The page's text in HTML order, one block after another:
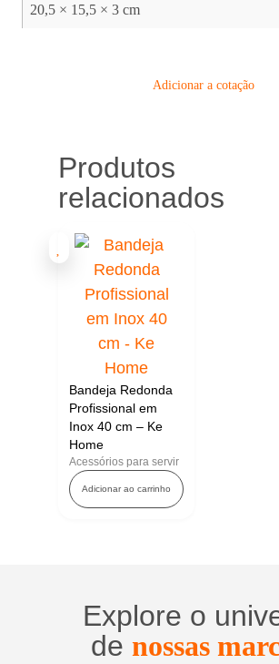
20,5 × 15,5 × 3 cm
Adicionar a cotação
Produtos
relacionados
Bandeja Redonda
Profissional em
Inox 40 cm – Ke
Home
Acessórios para servir
Adicionar ao carrinho
Explore o
de nossas